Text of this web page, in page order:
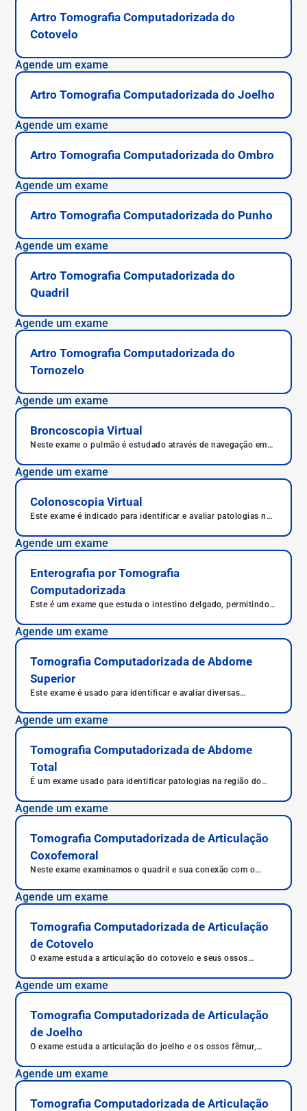
Artro Tomografia Computadorizada do
Cotovelo
Agende um exame
Artro Tomografia Computadorizada do Joelho
Agende um exame
Artro Tomografia Computadorizada do Ombro
Agende um exame
Artro Tomografia Computadorizada do Punho
Agende um exame
Artro Tomografia Computadorizada do
Quadril
Agende um exame
Artro Tomografia Computadorizada do
Tornozelo
Agende um exame
Broncoscopia Virtual
Neste exame o pulmão é estudado através de navegação em
não sendo feito com broncoscópio, como na broncoscopia
tradicional.
Agende um exame
Colonoscopia Virtual
Este exame é indicado para identificar e avaliar patologias na
Agende um exame
Enterografia por Tomografia
Computadorizada
Este é um exame que estuda o intestino delgado, permitindo
como a Doença de Crohn.
Agende um exame
Tomografia Computadorizada de Abdome
Superior
Este exame é usado para identificar e avaliar diversas
Agende um exame
Tomografia Computadorizada de Abdome
Total
É um exame usado para identificar patologias na região do
Agende um exame
Tomografia Computadorizada de Articulação
Coxofemoral
Neste exame examinamos o quadril e sua conexão com o
coxofemoral.
Agende um exame
Tomografia Computadorizada de Articulação
de Cotovelo
O exame estuda a articulação do cotovelo e seus ossos
correto.
Agende um exame
Tomografia Computadorizada de Articulação
de Joelho
O exame estuda a articulação do joelho e os ossos fêmur,
Agende um exame
Tomografia Computadorizada de Articulação